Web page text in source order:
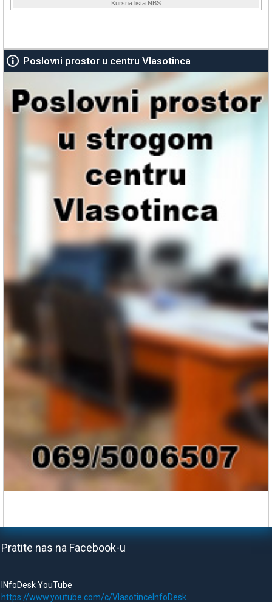
Poslovni prostor u centru Vlasotinca
Pratite nas na Facebook-u
INfoDesk YouTube
https://www.youtube.com/c/VlasotinceInfoDesk